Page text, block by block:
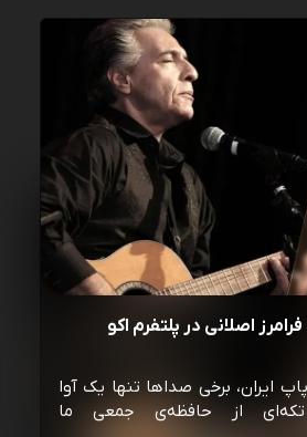
اصلانی در پلتفرم اکو
ایران، برخی صداها تنها یک آوا
تکه‌ای از حافظه‌ی جمعی ما